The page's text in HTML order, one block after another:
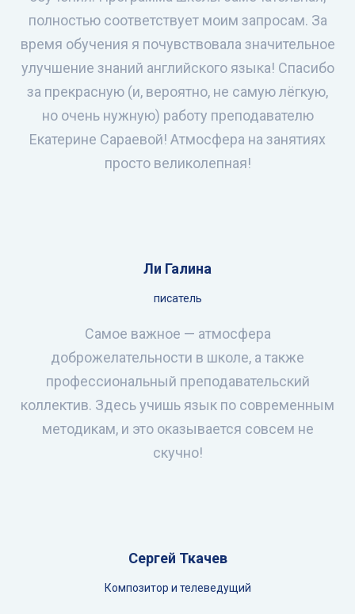
полностью соответствует моим запросам. За
время обучения я почувствовала значительное
улучшение знаний английского языка! Спасибо
за прекрасную (и, вероятно, не самую лёгкую,
но очень нужную) работу преподавателю
Екатерине Сараевой! Атмосфера на занятиях
просто великолепная!
Ли Галина
писатель
Самое важное — атмосфера
доброжелательности в школе, а также
профессиональный преподавательский
коллектив. Здесь учишь язык по современным
методикам, и это оказывается совсем не
скучно!
Сергей Ткачев
Композитор и телеведущий